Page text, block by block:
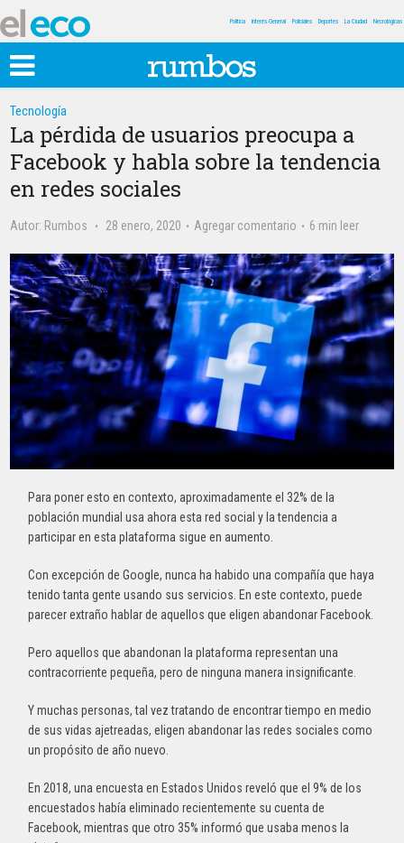
Política Interés General Policiales Deportes La Ciudad Necrológicas
Tecnología
La pérdida de usuarios preocupa a
Facebook y habla sobre la tendencia
en redes sociales
Autor: Rumbos 28 enero, 2020 Agregar comentario 6 min leer
Para poner esto en contexto, aproximadamente el 32% de la
población mundial usa ahora esta red social y la tendencia a
participar en esta plataforma sigue en aumento.
Con excepción de Google, nunca ha habido una compañía que haya
tenido tanta gente usando sus servicios. En este contexto, puede
parecer extraño hablar de aquellos que eligen abandonar Facebook.
Pero aquellos que abandonan la plataforma representan una
contracorriente pequeña, pero de ninguna manera insignificante.
Y muchas personas, tal vez tratando de encontrar tiempo en medio
de sus vidas ajetreadas, eligen abandonar las redes sociales como
un propósito de año nuevo.
En 2018, una encuesta en Estados Unidos reveló que el 9% de los
encuestados había eliminado recientemente su cuenta de
Facebook, mientras que otro 35% informó que usaba menos la